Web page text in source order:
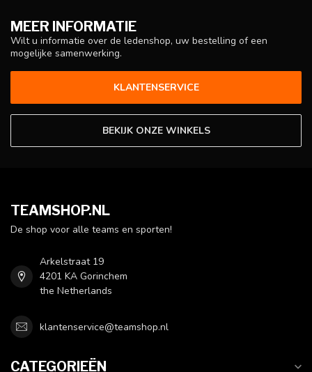
MEER INFORMATIE
Wilt u informatie over de ledenshop, uw bestelling of een
mogelijke samenwerking.
KLANTENSERVICE
BEKIJK ONZE WINKELS
TEAMSHOP.NL
De shop voor alle teams en sporten!
Arkelstraat 19
4201 KA Gorinchem
the Netherlands
klantenservice@teamshop.nl
CATEGORIEËN